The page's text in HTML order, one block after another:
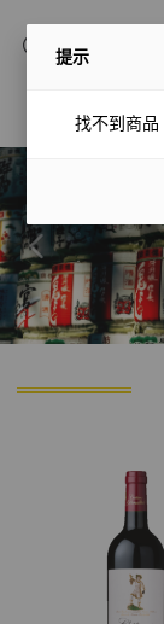
提示
找不到商品